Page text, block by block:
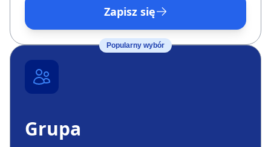
Zapisz się
Popularny wybór
Grupa